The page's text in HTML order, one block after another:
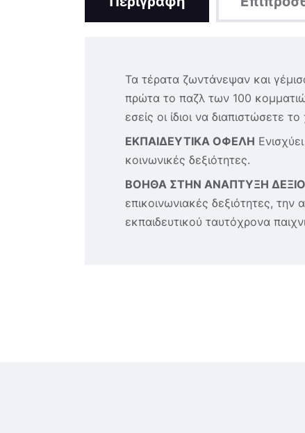
Τα τέρατα ζωντάνεψαν και
πρώτα το παζλ των 100
εσείς οι ίδιοι να διαπιστώσετε
ΕΚΠΑΙΔΕΥΤΙΚΑ ΟΦΕΛΗ
κοινωνικές δεξιότητες.
ΒΟΗΘΑ ΣΤΗΝ ΑΝΑΠΤΥΞΗ
επικοινωνιακές δεξιότητες,
εκπαιδευτικού ταυτόχρονα